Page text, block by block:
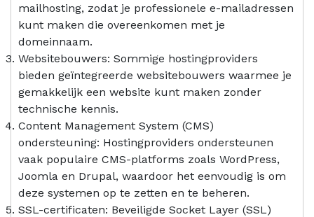
mailhosting, zodat je professionele e-mailadressen
kunt maken die overeenkomen met je
domeinnaam.
Websitebouwers: Sommige hostingproviders
bieden geïntegreerde websitebouwers waarmee je
gemakkelijk een website kunt maken zonder
technische kennis.
Content Management System (CMS)
ondersteuning: Hostingproviders ondersteunen
vaak populaire CMS-platforms zoals WordPress,
Joomla en Drupal, waardoor het eenvoudig is om
deze systemen op te zetten en te beheren.
SSL-certificaten: Beveiligde Socket Layer (SSL)